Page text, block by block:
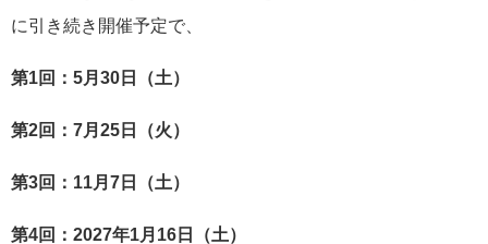
に引き続き開催予定で、
第1回：5月30日（土）
第2回：7月25日（火）
第3回：11月7日（土）
第4回：2027年1月16日（土）